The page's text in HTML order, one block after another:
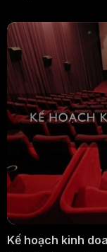
Kế hoạch kinh